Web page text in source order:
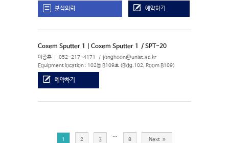
분석의뢰 예약하기
Coxem Sputter 1 | Coxem Sputter 1 / SPT-20
이종훈 052-217-4171 jonghoon@unist.ac.kr
Equipment location : 102동 B109호 (Bldg.102, Room B109)
예약하기
1 2 3 … 8 Next